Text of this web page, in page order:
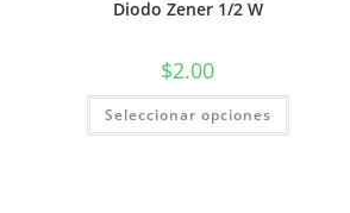
Diodo Zener 1/2 W
$2.00
Seleccionar opciones
Este
tiene